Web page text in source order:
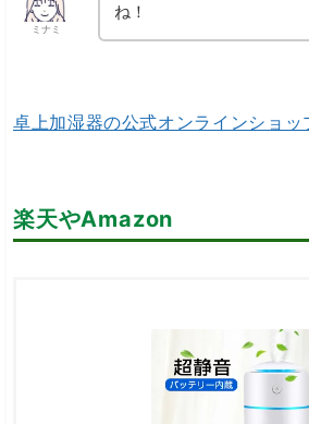
ミナミ
ね！
卓上加湿器の公式オンラインショッ
楽天やAmazon